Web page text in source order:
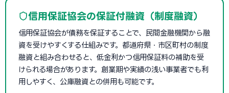
信用保証協会の保証付融資（制度融資）
信用保証協会が債務を保証することで、民間金融機関から融
資を受けやすくする仕組みです。都道府県・市区町村の制度
融資と組み合わせると、低金利かつ信用保証料の補助を受
けられる場合があります。創業期や実績の浅い事業者でも利
用しやすく、公庫融資との併用も可能です。